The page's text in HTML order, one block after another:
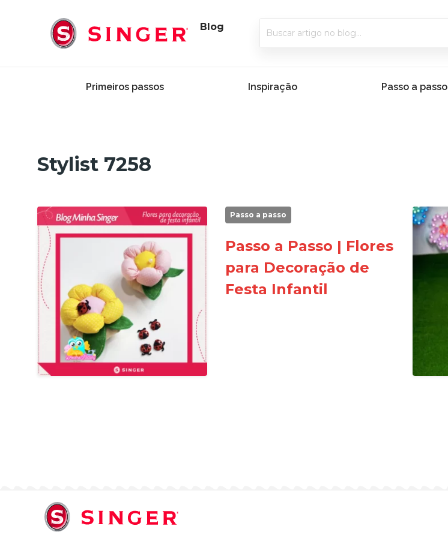
Blog
Primeiros passos Inspiração Passo a passo
Stylist 7258
Passo a passo
Passo a Passo | Flores
para Decoração de
Festa Infantil